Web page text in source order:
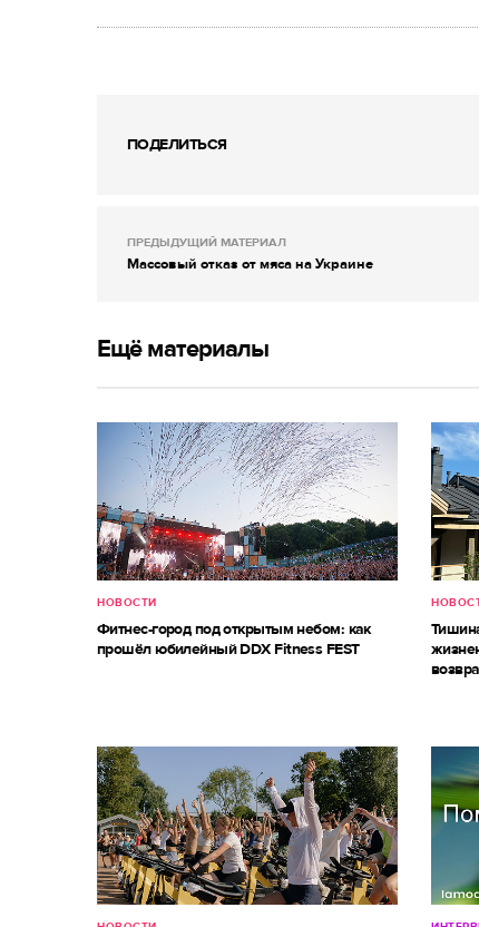
ПОДЕЛИТЬСЯ
ПРЕДЫДУЩИЙ МАТЕРИАЛ
Массовый отказ от мяса на Украине
Ещё материалы
НОВОСТИ
Фитнес-город под открытым небом: как
прошёл юбилейный DDX Fitness FEST